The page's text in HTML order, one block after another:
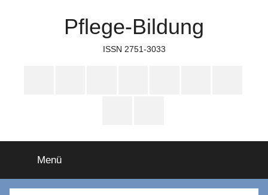
Pflege-Bildung
ISSN 2751-3033
Menü